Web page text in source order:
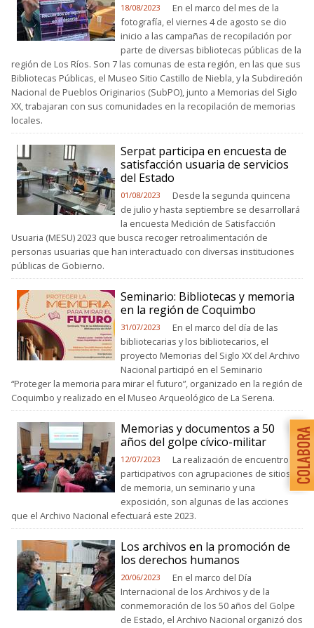
18/08/2023
En el marco del mes de la
fotografía, el viernes 4 de agosto se dio
inicio a las campañas de recopilación por
parte de diversas bibliotecas públicas de la
región de Los Ríos. Son 7 las comunas de esta región, en las que sus
Bibliotecas Públicas, el Museo Sitio Castillo de Niebla, y la Subdireción
Nacional de Pueblos Originarios (SubPO), junto a Memorias del Siglo
XX, trabajaran con sus comunidades en la recopilación de memorias
locales.
Serpat participa en encuesta de
satisfacción usuaria de servicios
del Estado
01/08/2023
Desde la segunda quincena
de julio y hasta septiembre se desarrollará
la encuesta Medición de Satisfacción
Usuaria (MESU) 2023 que busca recoger retroalimentación de
personas usuarias que han interactuado con diversas instituciones
públicas de Gobierno.
Seminario: Bibliotecas y memoria
en la región de Coquimbo
31/07/2023
En el marco del día de las
bibliotecarias y los bibliotecarios, el
proyecto Memorias del Siglo XX del Archivo
Nacional participó en el Seminario
“Proteger la memoria para mirar el futuro”, organizado en la región de
Coquimbo y realizado en el Museo Arqueológico de La Serena.
Memorias y documentos a 50
años del golpe cívico-militar
12/07/2023
La realización de encuentros
participativos con agrupaciones de sitios
de memoria, un seminario y una
exposición, son algunas de las acciones
que el Archivo Nacional efectuará este 2023.
Los archivos en la promoción de
los derechos humanos
20/06/2023
En el marco del Día
Internacional de los Archivos y de la
conmemoración de los 50 años del Golpe
de Estado, el Archivo Nacional organizó dos